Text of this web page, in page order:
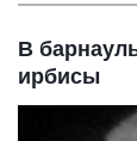
В
ирбисы